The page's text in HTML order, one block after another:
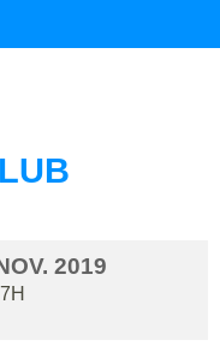
2019